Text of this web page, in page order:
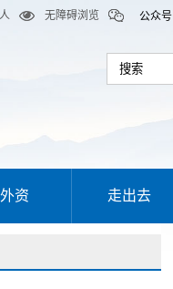
无障碍浏览 公众号
外资 走出去